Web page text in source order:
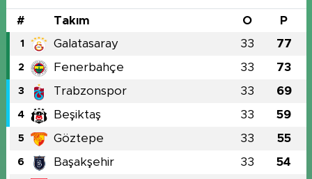
# Takım O P
1 Galatasaray 33 77
2 Fenerbahçe 33 73
3 Trabzonspor 33 69
4 Beşiktaş 33 59
5 Göztepe 33 55
6 Başakşehir 33 54